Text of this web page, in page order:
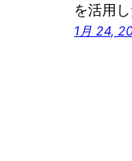
を活用
1月 24,